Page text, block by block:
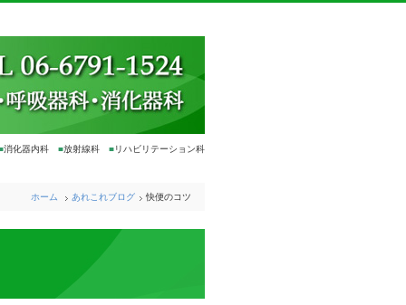
消化器内科 ■放射線科 ■リハビリテーション科
ホーム あれこれブログ 快便のコツ